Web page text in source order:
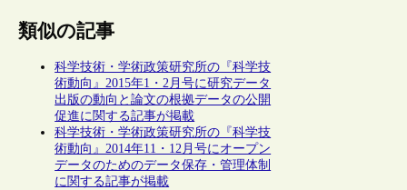
類似の記事
科学技術・学術政策研究所の『科学技
術動向』2015年1・2月号に研究データ
出版の動向と論文の根拠データの公開
促進に関する記事が掲載
科学技術・学術政策研究所の『科学技
術動向』2014年11・12月号にオープン
データのためのデータ保存・管理体制
に関する記事が掲載